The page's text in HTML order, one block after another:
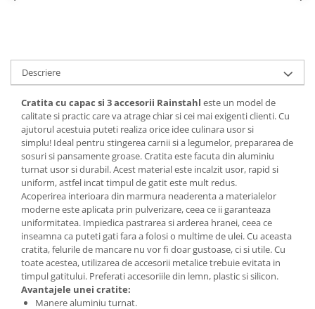
Taietoare manuale
Tavi copt
Termosuri si cani termos
Tigai si seturi
Tirbusoane si dopuri
Tocatoare de bucatarie
Ustensile ornare prajituri
Vaze si boluri decorative
Vesela unica folosinta
Descriere
Cratita cu capac si 3 accesorii Rainstahl este un model de
calitate si practic care va atrage chiar si cei mai exigenti clienti. Cu
ajutorul acestuia puteti realiza orice idee culinara usor si
simplu! Ideal pentru stingerea carnii si a legumelor, prepararea de
sosuri si pansamente groase. Cratita este facuta din aluminiu
turnat usor si durabil. Acest material este incalzit usor, rapid si
uniform, astfel incat timpul de gatit este mult redus.
Acoperirea interioara din marmura neaderenta a materialelor
moderne este aplicata prin pulverizare, ceea ce ii garanteaza
uniformitatea. Impiedica pastrarea si arderea hranei, ceea ce
inseamna ca puteti gati fara a folosi o multime de ulei. Cu aceasta
cratita, felurile de mancare nu vor fi doar gustoase, ci si utile. Cu
toate acestea, utilizarea de accesorii metalice trebuie evitata in
timpul gatitului. Preferati accesoriile din lemn, plastic si silicon.
Avantajele unei cratite:
Manere aluminiu turnat.